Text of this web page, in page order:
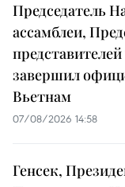
Председатель
ассамблеи,
завершил
Вьетнам
07/08/2026 14:58
Генсек,